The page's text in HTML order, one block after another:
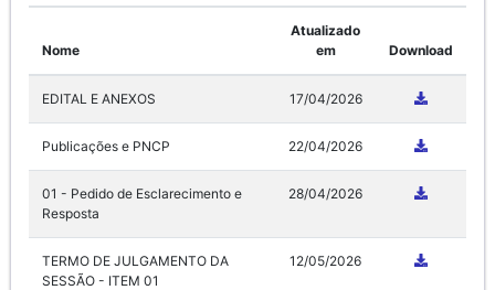
Nome
Atualizado
em
Download
EDITAL E ANEXOS 17/04/2026
Publicações e PNCP 22/04/2026
01 - Pedido de Esclarecimento e
Resposta
28/04/2026
TERMO DE JULGAMENTO DA
SESSÃO - ITEM 01
12/05/2026